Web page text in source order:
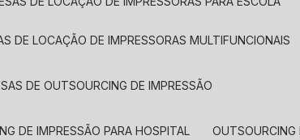
DE LOCAÇÃO DE IMPRESSORAS MULTIFUNCIONAIS
DE OUTSOURCING DE IMPRESSÃO
DE IMPRESSÃO PARA HOSPITAL